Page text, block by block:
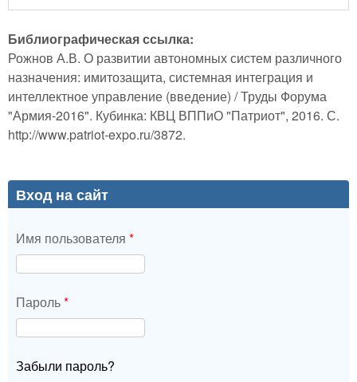
Библиографическая ссылка:
Рожнов А.В. О развитии автономных систем различного
назначения: имитозащита, системная интеграция и
интеллектное управление (введение) / Труды Форума
"Армия-2016". Кубинка: КВЦ ВППиО "Патриот", 2016. С.
http://www.patriot-expo.ru/3872.
Вход на сайт
Имя пользователя *
Пароль*
Забыли пароль?